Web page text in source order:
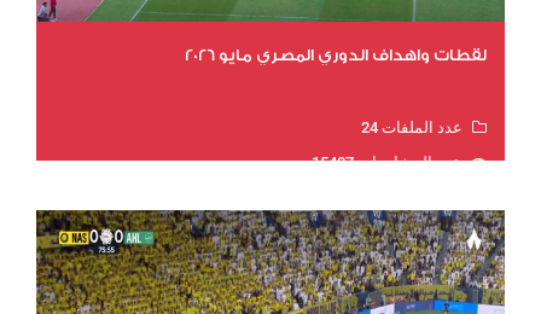
لقطات واهداف الدوري المصري مايو 2026
عدد الملفات 24
عدد المشاهدات 15407